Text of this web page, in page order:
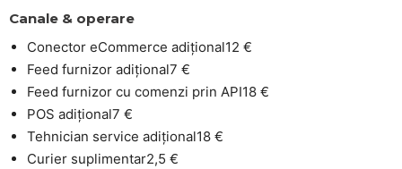
Canale & operare
Conector eCommerce adițional12 €
Feed furnizor adițional7 €
Feed furnizor cu comenzi prin API18 €
POS adițional7 €
Tehnician service adițional18 €
Curier suplimentar2,5 €